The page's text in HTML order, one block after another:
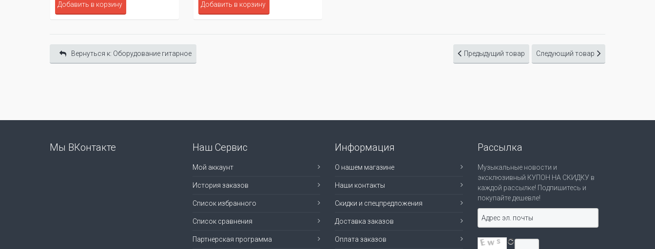
Добавить в корзину Добавить в корзину
Вернуться к: Оборудование гитарное Предыдущий товар Следующий товар
Мы ВКонтакте Наш Сервис
Мой аккаунт
История заказов
Список избранного
Список сравнения
Партнерская программа
Информация
О нашем магазине
Наши контакты
Скидки и спецпредложения
Доставка заказов
Оплата заказов
Рассылка
Музыкальные новости и
эксклюзивный КУПОН НА СКИДКУ в
каждой рассылке! Подпишитесь и
покупайте дешевле!